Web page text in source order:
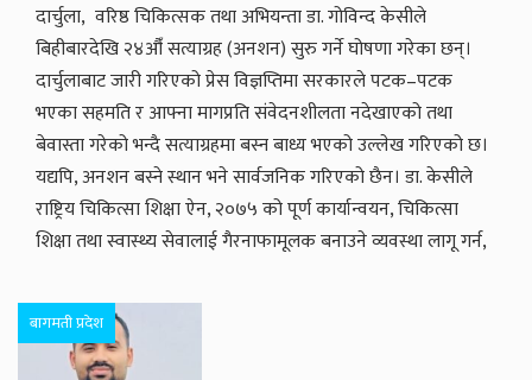
दार्चुला, वरिष्ठ चिकित्सक तथा अभियन्ता डा. गोविन्द केसीले
बिहीबारदेखि २४औँ सत्याग्रह (अनशन) सुरु गर्ने घोषणा गरेका छन्।
दार्चुलाबाट जारी गरिएको प्रेस विज्ञप्तिमा सरकारले पटक–पटक
भएका सहमति र आफ्ना मागप्रति संवेदनशीलता नदेखाएको तथा
बेवास्ता गरेको भन्दै सत्याग्रहमा बस्न बाध्य भएको उल्लेख गरिएको छ।
यद्यपि, अनशन बस्ने स्थान भने सार्वजनिक गरिएको छैन। डा. केसीले
राष्ट्रिय चिकित्सा शिक्षा ऐन, २०७५ को पूर्ण कार्यान्वयन, चिकित्सा
शिक्षा तथा स्वास्थ्य सेवालाई गैरनाफामूलक बनाउने व्यवस्था लागू गर्न,
बागमती प्रदेश